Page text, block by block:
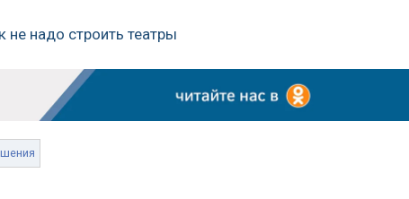
не надо строить театры